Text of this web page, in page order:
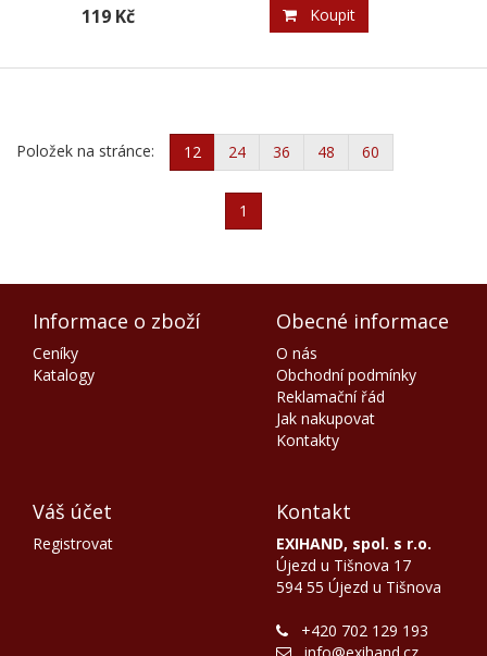
119 Kč Koupit
Položek na stránce: 12 24 36 48 60
1
Informace o zboží
Ceníky
Katalogy
Obecné informace
O nás
Obchodní podmínky
Reklamační řád
Jak nakupovat
Kontakty
Váš účet
Registrovat
Kontakt
EXIHAND, spol. s r.o.
Újezd u Tišnova 17
594 55 Újezd u Tišnova
+420 702 129 193